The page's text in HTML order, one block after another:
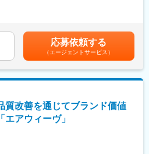
専門知識の習得が可能
域未来牽引企業」
続する安定企業
、有限な資源の回収・リサイクルを生
上場企業です。
に関わる事業を行い、社会課題の解決に
、ご希望等を考慮して配属部門を決定し
員11名体制になります。
項の対応・訪問準備等（～10時）
らの中途入社者が活躍しており、チー
ます。部内での情報共有・伝達などの
整備しており、提案型営業、配送スタ
給：年1回（4月）25年実績 平均17,750
、12月）※過去実績4.0ヶ月分■業績賞
に賞与支給の可能性有賃金はあくまで
考を通じて上下する可能性があります。
めた表記です。
応募依頼する
（エージェントサービス）
質改善を通じてブランド価値
アウィーヴ」